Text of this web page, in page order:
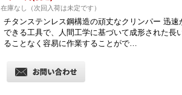
在庫なし（次回入荷は未定です）
チタンステンレス鋼構造の頑丈なクリンパー 迅
できる工具で、人間工学に基づいて成形された長
ることなく容易に作業することがで…